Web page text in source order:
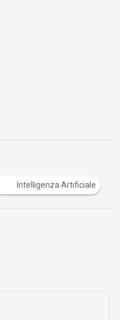
Intelligenza Artificiale